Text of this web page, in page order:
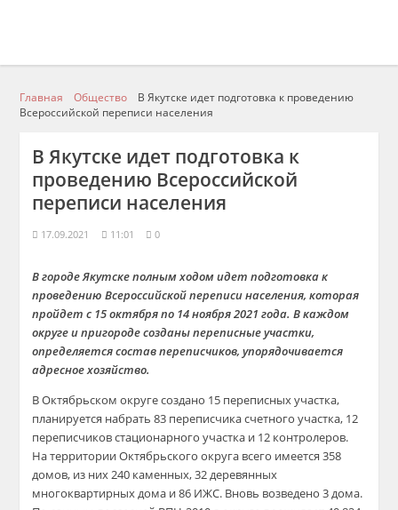
Главная Общество
В Якутске идет подготовка к проведению
Всероссийской переписи населения
В Якутске идет подготовка к
проведению Всероссийской
переписи населения
17.09.2021 11:01 0
В городе Якутске полным ходом идет подготовка к
проведению Всероссийской переписи населения, которая
пройдет с 15 октября по 14 ноября 2021 года. В каждом
округе и пригороде созданы переписные участки,
определяется состав переписчиков, упорядочивается
адресное хозяйство.
В Октябрьском округе создано 15 переписных участка,
планируется набрать 83 переписчика счетного участка, 12
переписчиков стационарного участка и 12 контролеров.
На территории Октябрьского округа всего имеется 358
домов, из них 240 каменных, 32 деревянных
многоквартирных дома и 86 ИЖС. Вновь возведено 3 дома.